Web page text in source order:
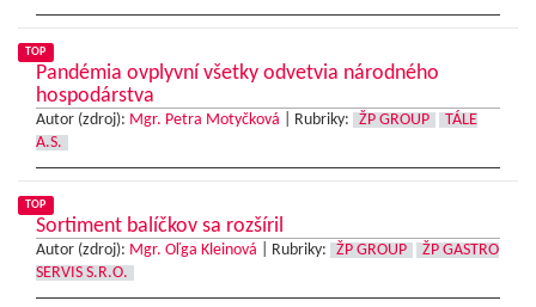
TOP
Pandémia ovplyvní všetky odvetvia národného
hospodárstva
Autor (zdroj): Mgr. Petra Motyčková Rubriky: ŽP GROUP
TÁLE
A.S.
TOP
Sortiment balíčkov sa rozšíril
Autor (zdroj): Mgr. Oľga Kleinová Rubriky: ŽP GROUP
ŽP GASTRO
SERVIS S.R.O.